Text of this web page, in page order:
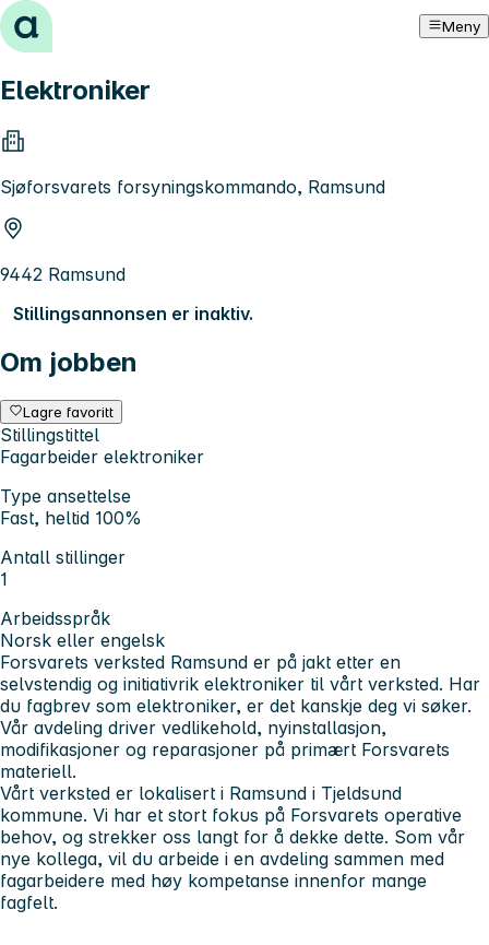
Hopp til innhold Meny
Elektroniker
Sjøforsvarets forsyningskommando, Ramsund
9442 Ramsund
Stillingsannonsen er inaktiv.
Om jobben
Lagre favoritt
Stillingstittel
Fagarbeider elektroniker
Type ansettelse
Fast, heltid 100%
Antall stillinger
1
Arbeidsspråk
Norsk eller engelsk
Forsvarets verksted Ramsund er på jakt etter en
selvstendig og initiativrik elektroniker til vårt verksted. Har
du fagbrev som elektroniker, er det kanskje deg vi søker.
Vår avdeling driver vedlikehold, nyinstallasjon,
modifikasjoner og reparasjoner på primært Forsvarets
materiell.
Vårt verksted er lokalisert i Ramsund i Tjeldsund
kommune. Vi har et stort fokus på Forsvarets operative
behov, og strekker oss langt for å dekke dette. Som vår
nye kollega, vil du arbeide i en avdeling sammen med
fagarbeidere med høy kompetanse innenfor mange
fagfelt.